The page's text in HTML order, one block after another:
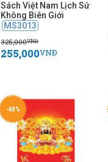
Sách Việt Nam Lịch Sử
Không Biên Giới
MS3013
325,000VNĐ
255,000VNĐ
-48%